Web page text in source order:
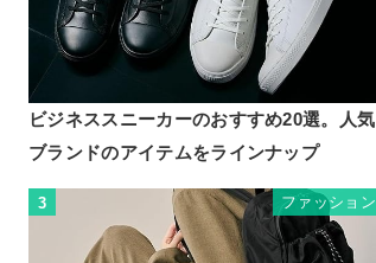
ビジネススニーカーのおすすめ20選。人気
ブランドのアイテムをラインナップ
3 ファッション